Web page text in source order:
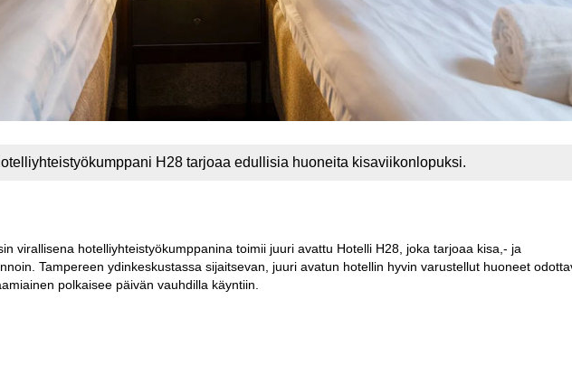
H28 tarjoaa edullisia huoneita kisaviikonlopuksi.
virallisena hotelliyhteistyökumppanina toimii juuri avattu Hotelli H28, joka tarjoaa kisa,- ja
Tampereen ydinkeskustassa sijaitsevan, juuri avatun hotellin hyvin varustellut huoneet
polkaisee päivän vauhdilla käyntiin.